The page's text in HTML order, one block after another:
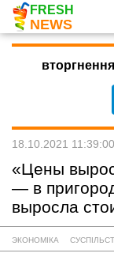
FRESH
NEWS
18.10.2021 11:39:00
«Цены
— в
выросла
ЭКОНОМІКА